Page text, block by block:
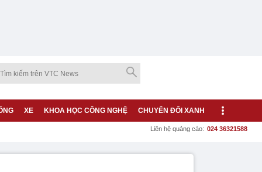
XE KHOA HỌC CÔNG NGHỆ CHUYỂN ĐỔI XANH
Liên hệ quảng cáo: 024 36321588